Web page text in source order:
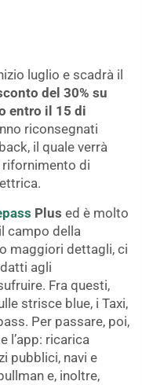
luglio e scadrà il
del 30% su
entro il 15 di
riconsegnati
il quale verrà
rifornimento di
Plus ed è molto
campo della
maggiori dettagli, ci
agli
Fra questi,
strisce blue, i Taxi,
Per passare, poi,
l’app: ricarica
pubblici, navi e
e, inoltre,